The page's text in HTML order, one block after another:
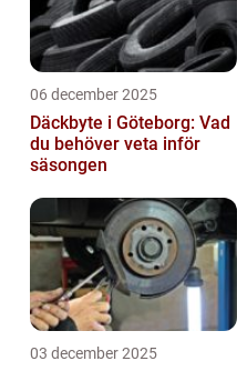
06 december 2025
Däckbyte i Göteborg: Vad
du behöver veta inför
säsongen
03 december 2025